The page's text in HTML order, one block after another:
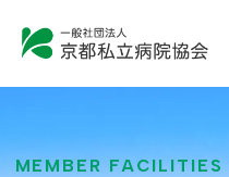
MEMBER FACILITIES